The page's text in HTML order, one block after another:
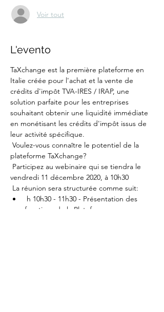
Voir tout
L'evento
TaXchange est la première plateforme en
Italie créée pour l'achat et la vente de
crédits d'impôt TVA-IRES / IRAP, une
solution parfaite pour les entreprises
souhaitant obtenir une liquidité immédiate
en monétisant les crédits d'impôt issus de
leur activité spécifique.
plateforme TaXchange?
vendredi 11 décembre 2020, à 10h30
La réunion sera structurée comme suit:
fonctions de la Plateforme